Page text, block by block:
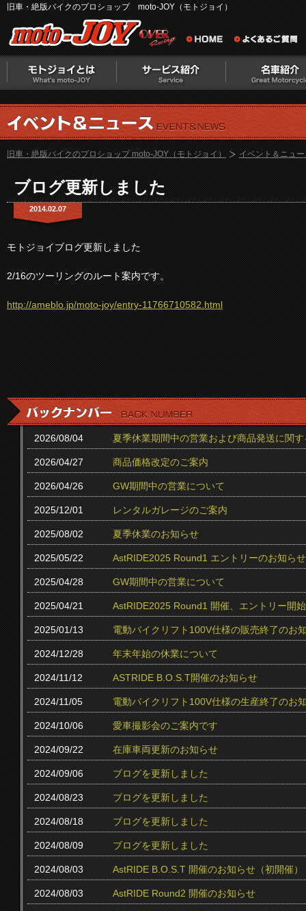
旧車・絶版バイクのプロショップ moto-JOY（モトジョイ）
旧車・絶版バイクのプロショップ moto-JOY（モトジョイ） イベント＆ニュ
ブログ更新しました
2014.02.07
モトジョイブログ更新しました
2/16のツーリングのルート案内です。
http://ameblo.jp/moto-joy/entry-11766710582.html
2026/08/04 夏季休業期間中の営業および商品発送に関
2026/04/27 商品価格改定のご案内
2026/04/26 GW期間中の営業について
2025/12/01 レンタルガレージのご案内
2025/08/02 夏季休業のお知らせ
2025/05/22 AstRIDE2025 Round1 エントリーのお知らせ
2025/04/28 GW期間中の営業について
2025/04/21 AstRIDE2025 Round1 開催、エントリー開
2025/01/13 電動バイクリフト100V仕様の販売終了のお
2024/12/28 年末年始の休業について
2024/11/12 ASTRIDE B.O.S.T開催のお知らせ
2024/11/05 電動バイクリフト100V仕様の生産終了のお
2024/10/06 愛車撮影会のご案内です
2024/09/22 在庫車両更新のお知らせ
2024/09/06 ブログを更新しました
2024/08/23 ブログを更新しました
2024/08/18 ブログを更新しました
2024/08/09 ブログを更新しました
2024/08/03 AstRIDE B.O.S.T 開催のお知らせ（初開催）
2024/08/03 AstRIDE Round2 開催のお知らせ